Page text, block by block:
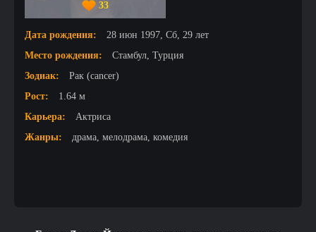
33
Дата рождения:
28 июн 1997, Сб, 29 лет
Место рождения:
Стамбул, Турция
Зодиак:
Рак (cancer)
Рост:
1.64 м
Карьера:
Актриса
Жанры:
драма, мелодрама, комедия